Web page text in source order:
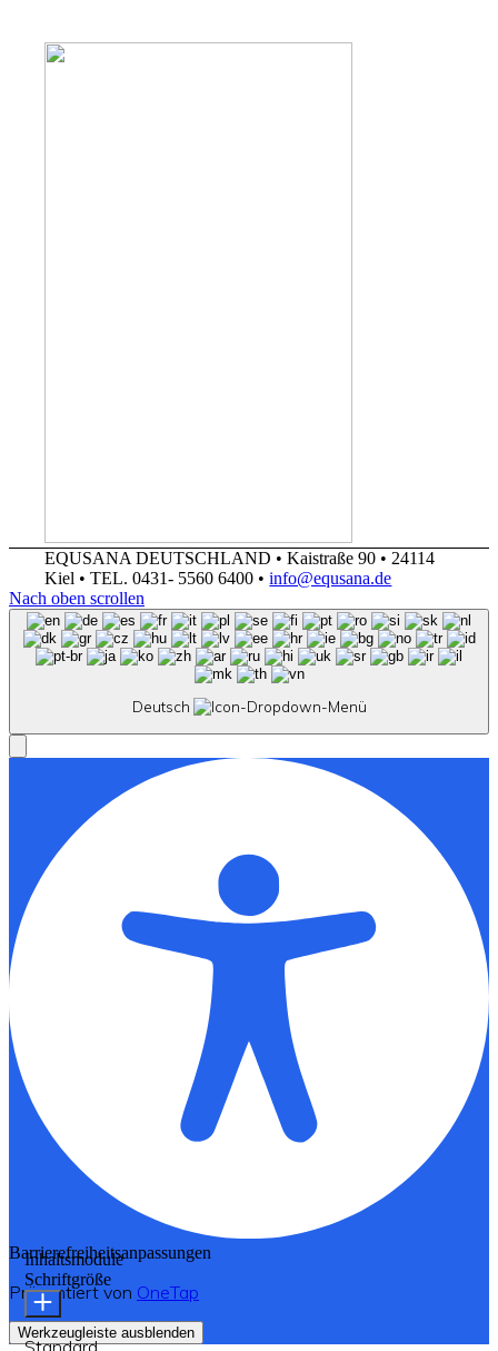
EQUSANA DEUTSCHLAND • Kaistraße 90 • 24114
Kiel • TEL. 0431- 5560 6400 •info@equsana.de
Nach oben scrollen
Deutsch
Barrierefreiheitsanpassungen
Präsentiert von OneTap
Werkzeugleiste ausblenden
Inhaltsmodule
Schriftgröße
Standard